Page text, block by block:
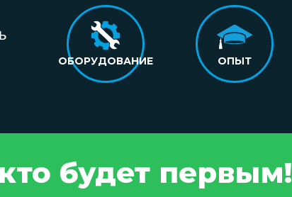
ОБОРУДОВАНИЕ ОПЫТ
будет первым!